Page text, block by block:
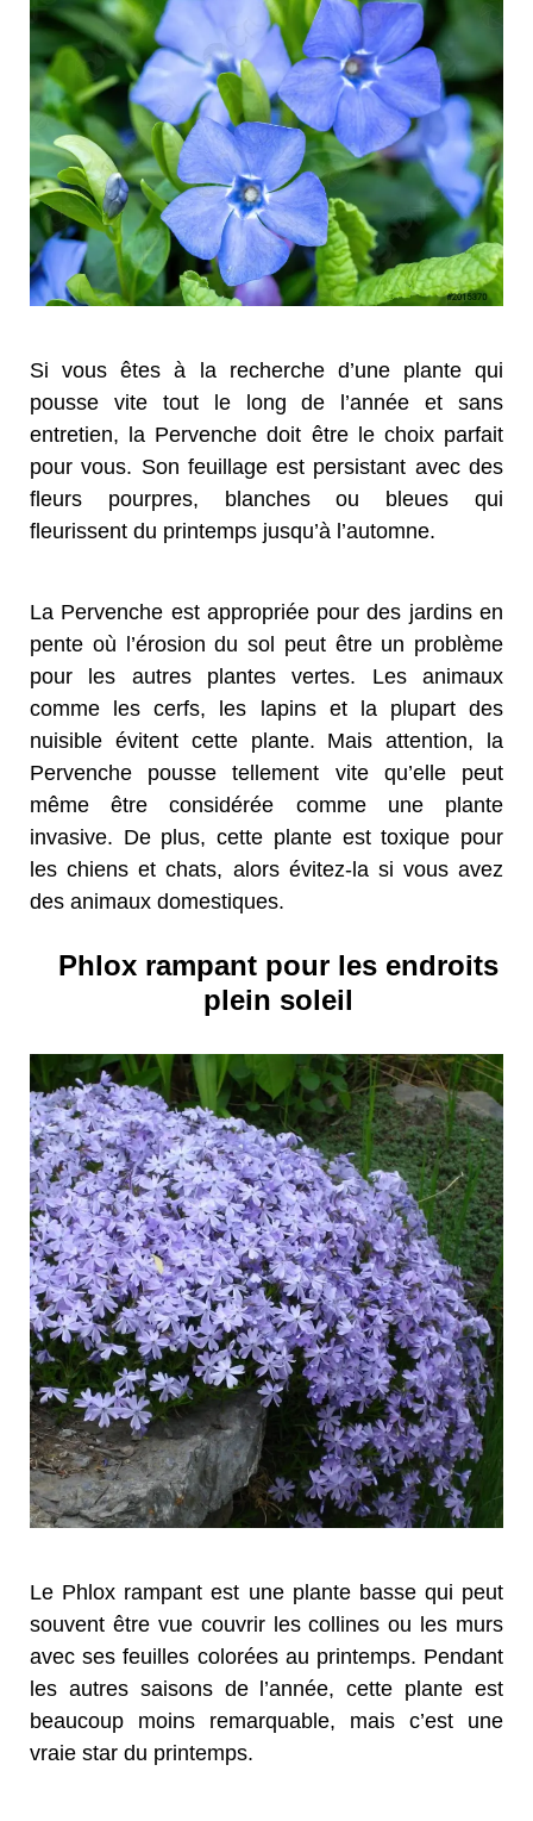
Si vous êtes à la recherche d’une plante qui
pousse vite tout le long de l’année et sans
entretien, la Pervenche doit être le choix parfait
pour vous. Son feuillage est persistant avec des
fleurs pourpres, blanches ou bleues qui
fleurissent du printemps jusqu’à l’automne.
La Pervenche est appropriée pour des jardins en
pente où l’érosion du sol peut être un problème
pour les autres plantes vertes. Les animaux
comme les cerfs, les lapins et la plupart des
nuisible évitent cette plante. Mais attention, la
Pervenche pousse tellement vite qu’elle peut
même être considérée comme une plante
invasive. De plus, cette plante est toxique pour
les chiens et chats, alors évitez-la si vous avez
des animaux domestiques.
Phlox rampant pour les endroits
plein soleil
Le Phlox rampant est une plante basse qui peut
souvent être vue couvrir les collines ou les murs
avec ses feuilles colorées au printemps. Pendant
les autres saisons de l’année, cette plante est
beaucoup moins remarquable, mais c’est une
vraie star du printemps.